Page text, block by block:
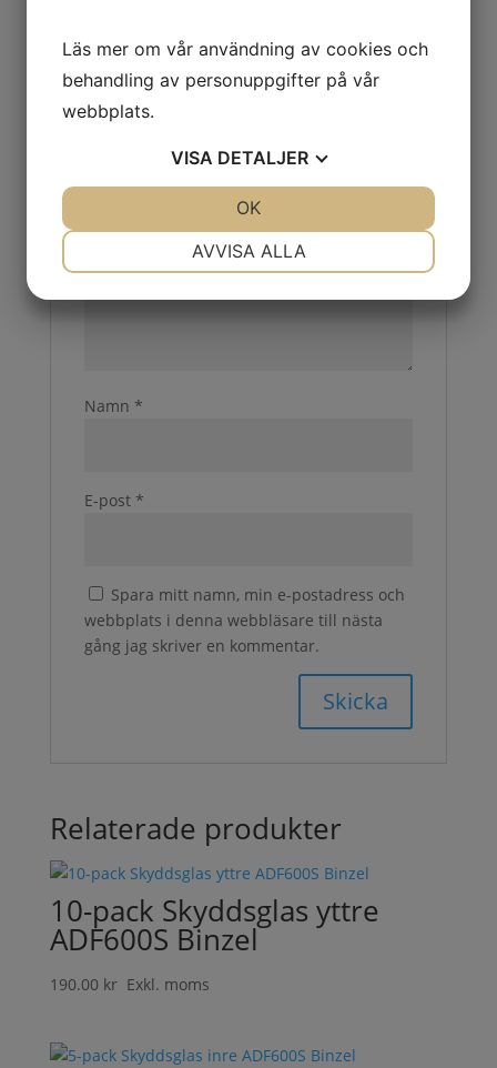
svetshjälm 9100XX, komplett med svetsglas”
Din e-postadress kommer inte publiceras.
Obligatoriska fält är märkta
Din recension*
Namn *
E-post *
Spara mitt namn, min e-postadress och
webbplats i denna webbläsare till nästa
gång jag skriver en kommentar.
Relaterade produkter
10-pack Skyddsglas yttre
ADF600S Binzel
190.00 krExkl. moms
Läs mer om vår användning av cookies och
behandling av personuppgifter på vår
webbplats.
VISA DETALJER
AVVISA ALLA
OK